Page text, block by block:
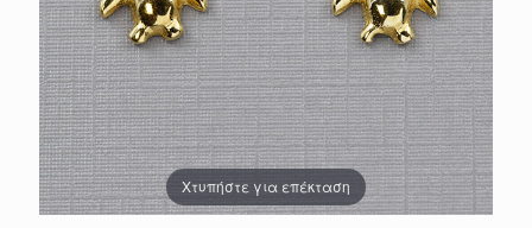
Χτυπήστε για επέκταση